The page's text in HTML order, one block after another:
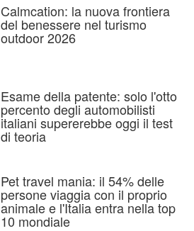
Calmcation: la nuova frontiera
del benessere nel turismo
outdoor 2026
Esame della patente: solo l'otto
percento degli automobilisti
italiani supererebbe oggi il test
di teoria
Pet travel mania: il 54% delle
persone viaggia con il proprio
animale e l'Italia entra nella top
10 mondiale